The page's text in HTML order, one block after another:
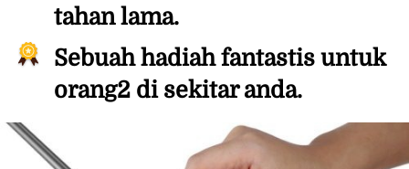
tahan lama.
Sebuah hadiah fantastis untuk
orang2 di sekitar anda.